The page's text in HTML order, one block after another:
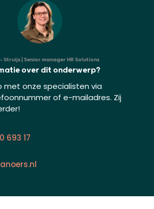
Struijs | Senior manager HR Solutions
over dit onderwerp?
onze specialisten via
of e-mailadres. Zij
693 17